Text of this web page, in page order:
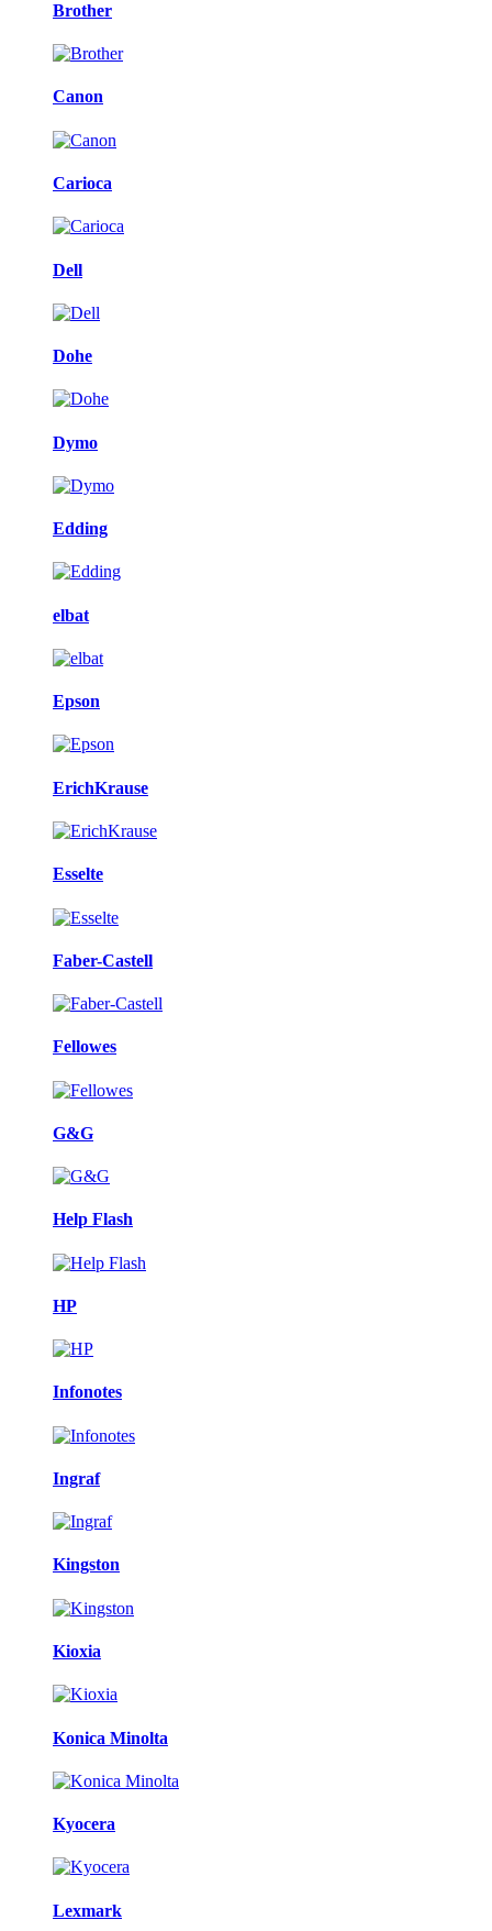
Brother
Canon
Carioca
Dell
Dohe
Dymo
Edding
elbat
Epson
ErichKrause
Esselte
Faber-Castell
Fellowes
G&G
Help Flash
HP
Infonotes
Ingraf
Kingston
Kioxia
Konica Minolta
Kyocera
Lexmark